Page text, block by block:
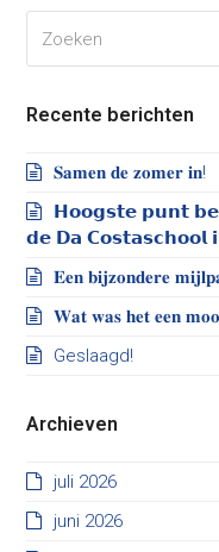
Recente berichten
𝐒𝐚𝐦𝐞𝐧 𝐝𝐞 𝐳𝐨𝐦𝐞𝐫 𝐢𝐧!
𝗛𝗼𝗼𝗴𝘀𝘁𝗲 𝗽𝘂𝗻𝘁
𝗱𝗲 𝗗𝗮 𝗖𝗼𝘀𝘁𝗮𝘀𝗰𝗵𝗼𝗼𝗹
𝐄𝐞𝐧 𝐛𝐢𝐣𝐳𝐨𝐧𝐝𝐞𝐫𝐞
𝐖𝐚𝐭 𝐰𝐚𝐬 𝐡𝐞𝐭 𝐞𝐞𝐧
Geslaagd!
Archieven
juli 2026
juni 2026